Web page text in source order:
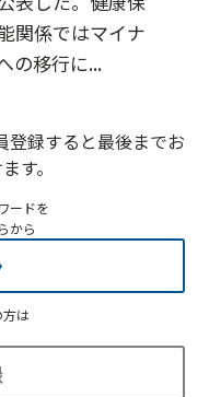
関係ではマイナ
の移行に...
登録すると最後までお
す。
ードを
から
方は